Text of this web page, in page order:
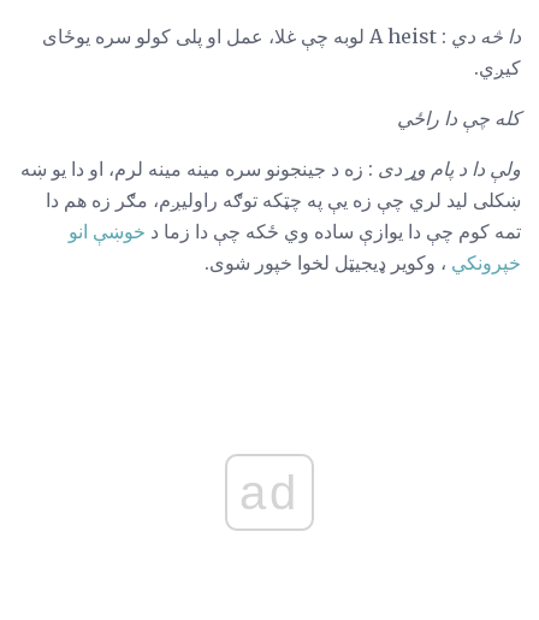
دا څه دي
: A heist لوبه چې غلا، عمل او پلی کولو سره یوځای
کیږي.
کله چې دا راځي
ولې دا د پام وړ دی : زه د جینجونو سره مینه مینه لرم، او دا یو ښه
ښکلی لید لري چې زه یې په چټکه توګه راولیږم، مګر زه هم دا
تمه کوم چې دا یوازې ساده وي ځکه چې دا زما د خوښې انو
خپرونکي ، وکویر ډیجیټل لخوا خپور شوی.
ad